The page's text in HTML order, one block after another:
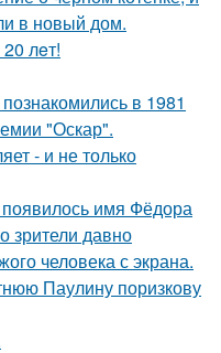
в новый дом.
лeт!
в 1981
"Оскар".
- и не только
имя Фёдора
зрители давно
человека с экрана.
Паулину поризкову